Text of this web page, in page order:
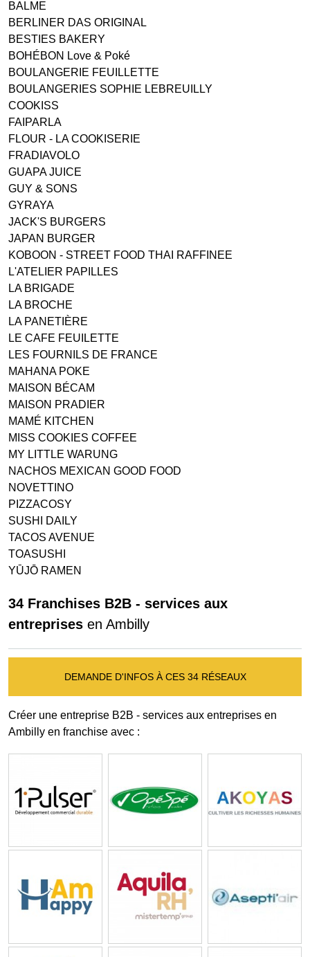
BALME
BERLINER DAS ORIGINAL
BESTIES BAKERY
BOHÉBON Love & Poké
BOULANGERIE FEUILLETTE
BOULANGERIES SOPHIE LEBREUILLY
COOKISS
FAIPARLA
FLOUR - LA COOKISERIE
FRADIAVOLO
GUAPA JUICE
GUY & SONS
GYRAYA
JACK'S BURGERS
JAPAN BURGER
KOBOON - STREET FOOD THAI RAFFINEE
L'ATELIER PAPILLES
LA BRIGADE
LA BROCHE
LA PANETIÈRE
LE CAFE FEUILETTE
LES FOURNILS DE FRANCE
MAHANA POKE
MAISON BÉCAM
MAISON PRADIER
MAMÉ KITCHEN
MISS COOKIES COFFEE
MY LITTLE WARUNG
NACHOS MEXICAN GOOD FOOD
NOVETTINO
PIZZACOSY
SUSHI DAILY
TACOS AVENUE
TOASUSHI
YŪJŌ RAMEN
34 Franchises B2B - services aux
entreprises en Ambilly
DEMANDE D'INFOS À CES 34 RÉSEAUX
Créer une entreprise B2B - services aux entreprises en
Ambilly en franchise avec :